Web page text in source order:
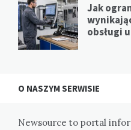
Jak
obsługi
O NASZYM SERWISIE
Newsource to portal